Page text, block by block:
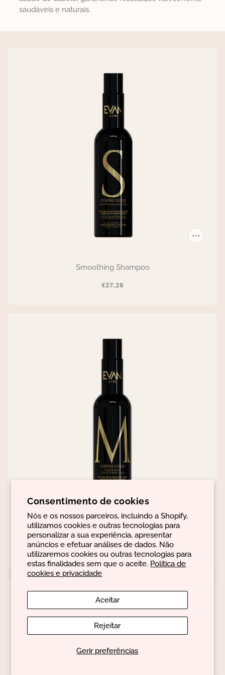
Consentimento de cookies
Nós e os nossos parceiros, incluindo a Shopify,
utilizamos cookies e outras tecnologias para
personalizar a sua experiência, apresentar
anúncios e efetuar análises de dados. Não
utilizaremos cookies ou outras tecnologias para
estas finalidades sem que o aceite. Política de
cookies e privacidade
Gerir preferências
Aceitar
Rejeitar
saudáveis e naturais.
Smoothing Shampoo
€27,28
Smoothing Conditioner Mask
€32,96